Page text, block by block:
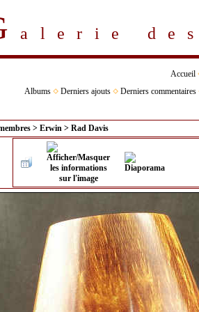
alerie
Accueil
Albums
Derniers ajouts Derniers commentaires
> Erwin > Rad Davis